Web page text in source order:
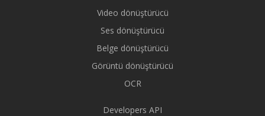
Video dönüştürücü
Ses dönüştürücü
Belge dönüştürücü
Görüntü dönüştürücü
OCR
Developers API